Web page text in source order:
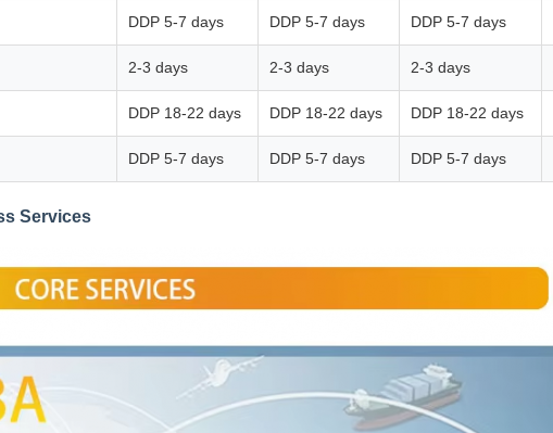
DDP 5-7 days DDP 5-7 days DDP 5-7 days
2-3 days 2-3 days 2-3 days
DDP 18-22 days DDP 18-22 days DDP 18-22 days
DDP 5-7 days DDP 5-7 days DDP 5-7 days
Services